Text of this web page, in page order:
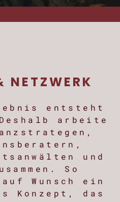
LEITEK
NETZWERK
entsteht
arbeite
und
So
Wunsch ein
Konzept, das